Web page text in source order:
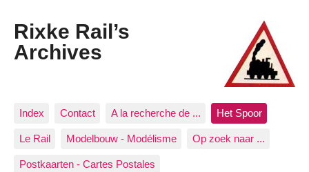
Rixke Rail’s
Archives
Index Contact A la recherche de ... Het Spoor
Le Rail Modelbouw - Modélisme Op zoek naar ...
Postkaarten - Cartes Postales